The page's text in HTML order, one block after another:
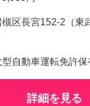
区長宮152-2（東
自動車運転免許保
詳細を見る